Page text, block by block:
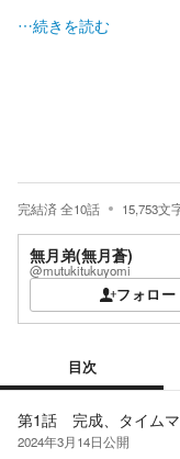
…続きを読む
完結済全10話 15,753文
無月弟(無月蒼)
@mutukitukuyomi
フォロー
目次
第1話 完成、タイムマ
2024年3月14日公開